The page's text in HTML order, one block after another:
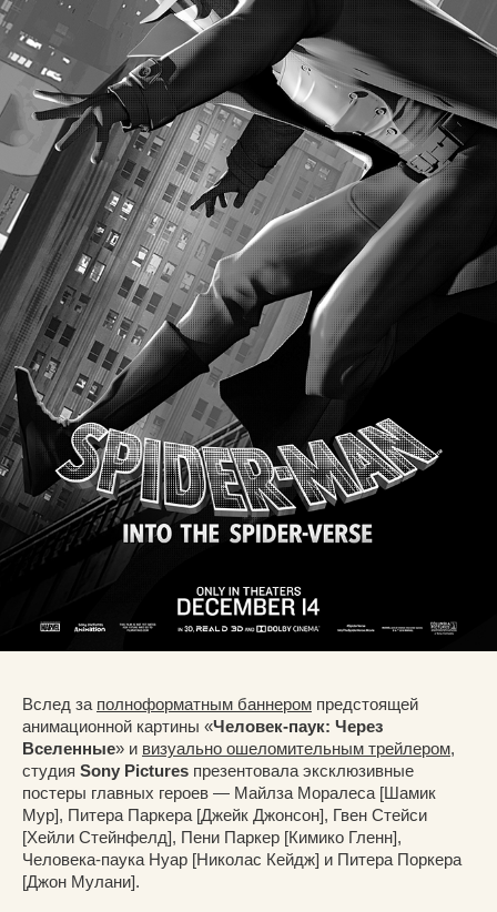
Вслед за полноформатным баннером предстоящей
анимационной картины «Человек-паук: Через
Вселенные» и визуально ошеломительным трейлером,
студия Sony Pictures презентовала эксклюзивные
постеры главных героев — Майлза Моралеса [Шамик
Мур], Питера Паркера [Джейк Джонсон], Гвен Стейси
[Хейли Стейнфелд], Пени Паркер [Кимико Гленн],
Человека-паука Нуар [Николас Кейдж] и Питера Поркера
[Джон Мулани].